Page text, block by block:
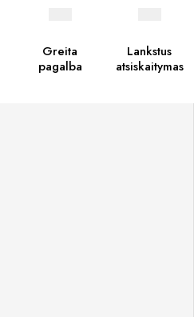
Greita
pagalba
Lankstus
atsiskaitymas